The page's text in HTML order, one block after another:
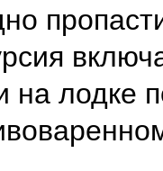
на лодке